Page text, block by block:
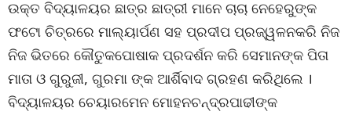
ଉକ୍ତ ବିଦ୍ୟାଳୟର ଛାତ୍ର ଛାତ୍ରୀ ମାନେ ଚାଚା ନେହେରୁଙ୍କ
ଫଟୋ ଚିତ୍ରରେ ମାଲ୍ୟାର୍ପଣ ସହ ପ୍ରଦୀପ ପ୍ରଜ୍ୱଳନକରି ନିଜ
ନିଜ ଭିତରେ କୌତୁକପୋଷାକ ପ୍ରଦର୍ଶନ କରି ସେମାନଙ୍କ ପିତା
ମାତା ଓ ଗୁରୁଜୀ, ଗୁରମା ଙ୍କ ଆର୍ଶିବାଦ ଗ୍ରହଣ କରିଥିଲେ ।
ବିଦ୍ୟାଳୟର ଚେୟାରମେନ ମୋହନଚନ୍ଦ୍ରପାଢୀଙ୍କ